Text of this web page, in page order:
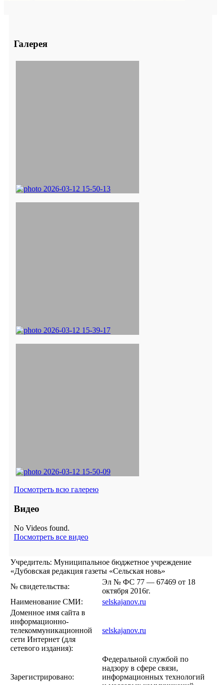
Галерея
Посмотреть всю галерею
Видео
No Videos found.
Посмотреть все видео
Учредитель: Муниципальное бюджетное учреждение
«Дубовская редакция газеты «Сельская новь»
№ свидетельства:
Эл № ФС 77 — 67469 от 18
октября 2016г.
Наименование СМИ:
selskajanov.ru
Доменное имя сайта в
информационно-
телекоммуникационной
сети Интернет (для
сетевого издания):
selskajanov.ru
Зарегистрировано:
Федеральной службой по
надзору в сфере связи,
информационных технологий